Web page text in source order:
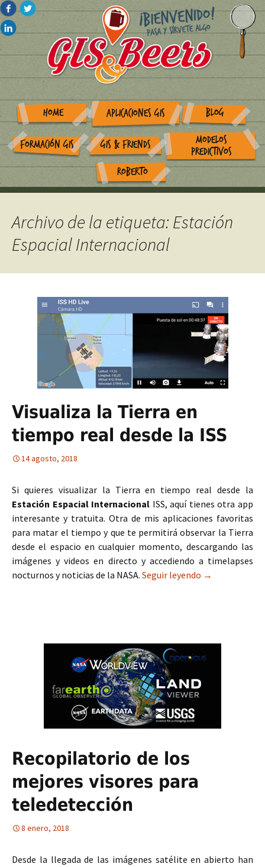
HOME APLICACIONES GIS BLOG
FORMACIÓN GIS GIS & FRIENDS
MODELOS
PREDICTIVOS
ROBERTO
Archivo de la etiqueta: Estación
Espacial Internacional
Visualiza la Tierra en
tiempo real desde la ISS
14 agosto, 2018
Si quieres visualizar la Tierra en tiempo real desde la
Estación Espacial Internacional ISS, aquí tienes otra app
interesante y tratuita. Otra de mis aplicaciones favoritas
para matar el tiempo y que te permitirá observar la Tierra
desde el espacio en cualquier momento, descargando las
imágenes y videos en directo y accediendo a timelapses
nocturnos y noticias de la NASA. Seguir leyendo Visualiza la
→
Recopilatorio de los
mejores visores para
teledetección
8 enero, 2018
Desde la llegada de las imágenes satélite en abierto han